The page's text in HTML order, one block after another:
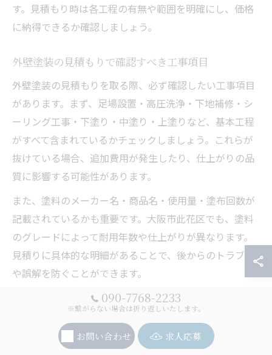
す。見積もり時は各工程の有無や範囲を明確にし、価格
に納得できるか確認しましょう。
外壁塗装の見積もりで確認すべき工事項目
外壁塗装の見積もりを取る際、必ず確認したい工事項目
があります。まず、足場設置・高圧洗浄・下地補修・シ
ーリング工事・下塗り・中塗り・上塗りなど、基本工程
がすべて含まれているかチェックしましょう。これらが
抜けている場合、追加費用が発生したり、仕上がりの品
質に影響する可能性があります。
また、塗料のメーカー名・商品名・使用量・塗布回数が
記載されているかも重要です。大阪市此花区でも、塗料
のグレードによって耐用年数や仕上がりが異なります。
見積りに具体的な明細があることで、後からのトラブル
や誤解を防ぐことができます。
さらに、付帯部やベランダ防水、コーキング打ち直しな
ど、建物ごとに必要な追加工事の有無も見逃せません。
過去のトラブル事例では、これらの項目が抜けていたた
めに後から費用がかさむケースも。全体の工事項目を丁
090-7768-2233
※繋がらない場合は折り返しいたします。
お問い合わせ 求人応募